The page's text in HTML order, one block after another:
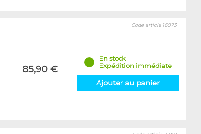
85,90 €
Code article 16073
En stock
Expédition immédiate
Ajouter au panier